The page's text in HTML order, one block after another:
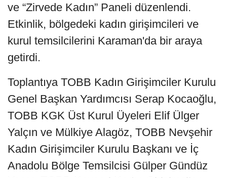
ve “Zirvede Kadın” Paneli düzenlendi.
Etkinlik, bölgedeki kadın girişimcileri ve
kurul temsilcilerini Karaman'da bir araya
getirdi.
Toplantıya TOBB Kadın Girişimciler Kurulu
Genel Başkan Yardımcısı Serap Kocaoğlu,
TOBB KGK Üst Kurul Üyeleri Elif Ülger
Yalçın ve Mülkiye Alagöz, TOBB Nevşehir
Kadın Girişimciler Kurulu Başkanı ve İç
Anadolu Bölge Temsilcisi Gülper Gündüz